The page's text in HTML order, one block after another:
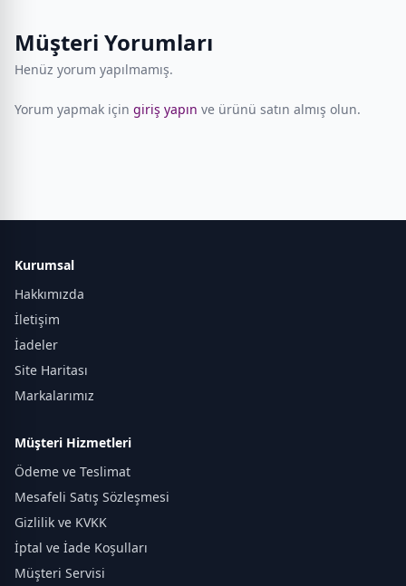
Müşteri Yorumları
Henüz yorum yapılmamış.
Yorum yapmak için giriş yapın ve ürünü satın almış olun.
Kurumsal
Hakkımızda
İletişim
İadeler
Site Haritası
Markalarımız
Müşteri Hizmetleri
Ödeme ve Teslimat
Mesafeli Satış Sözleşmesi
Gizlilik ve KVKK
İptal ve İade Koşulları
Müşteri Servisi